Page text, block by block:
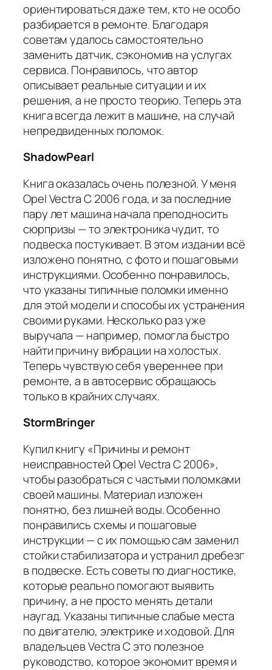
ориентироваться даже тем, кто не особо
разбирается в ремонте. Благодаря
советам удалось самостоятельно
заменить датчик, сэкономив на услугах
сервиса. Понравилось, что автор
описывает реальные ситуации и их
решения, а не просто теорию. Теперь эта
книга всегда лежит в машине, на случай
непредвиденных поломок.
ShadowPearl
Книга оказалась очень полезной. У меня
Opel Vectra C 2006 года, и за последние
пару лет машина начала преподносить
сюрпризы — то электроника чудит, то
подвеска постукивает. В этом издании всё
изложено понятно, с фото и пошаговыми
инструкциями. Особенно понравилось,
что указаны типичные поломки именно
для этой модели и способы их устранения
своими руками. Несколько раз уже
выручала — например, помогла быстро
найти причину вибрации на холостых.
Теперь чувствую себя увереннее при
ремонте, а в автосервис обращаюсь
только в крайних случаях.
StormBringer
Купил книгу «Причины и ремонт
неисправностей Opel Vectra C 2006»,
чтобы разобраться с частыми поломками
своей машины. Материал изложен
понятно, без лишней воды. Особенно
понравились схемы и пошаговые
инструкции — с их помощью сам заменил
стойки стабилизатора и устранил дребезг
в подвеске. Есть советы по диагностике,
которые реально помогают выявить
причину, а не просто менять детали
наугад. Указаны типичные слабые места
по двигателю, электрике и ходовой. Для
владельцев Vectra C это полезное
руководство, которое экономит время и